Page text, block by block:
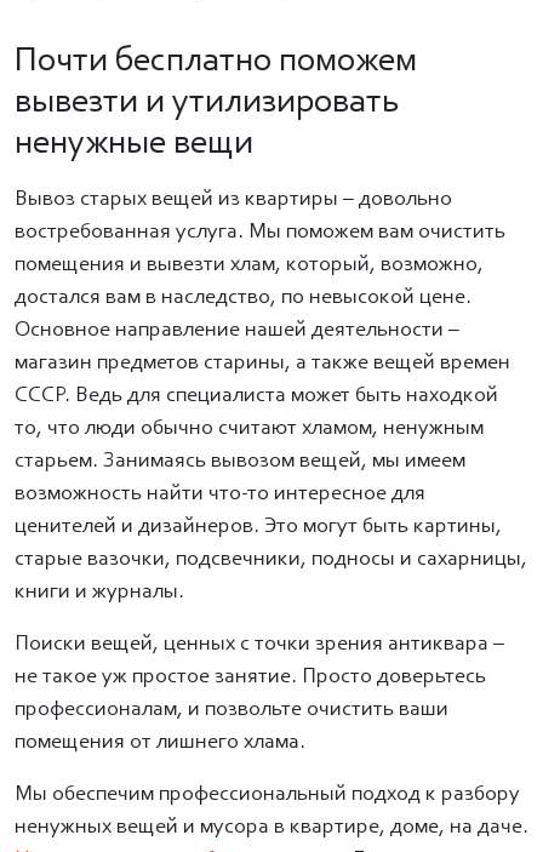
Почти бесплатно поможем
вывезти и утилизировать
ненужные вещи
Вывоз старых вещей из квартиры – довольно
востребованная услуга. Мы поможем вам очистить
помещения и вывезти хлам, который, возможно,
достался вам в наследство, по невысокой цене.
Основное направление нашей деятельности –
магазин предметов старины, а также вещей времен
СССР. Ведь для специалиста может быть находкой
то, что люди обычно считают хламом, ненужным
старьем. Занимаясь вывозом вещей, мы имеем
возможность найти что-то интересное для
ценителей и дизайнеров. Это могут быть картины,
старые вазочки, подсвечники, подносы и сахарницы,
книги и журналы.
Поиски вещей, ценных с точки зрения антиквара –
не такое уж простое занятие. Просто доверьтесь
профессионалам, и позвольте очистить ваши
помещения от лишнего хлама.
Мы обеспечим профессиональный подход к разбору
ненужных вещей и мусора в квартире, доме, на даче.